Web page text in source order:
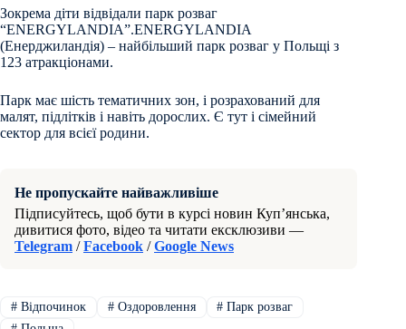
Зокрема діти відвідали парк розваг
“ENERGYLANDIA”.ENERGYLANDIA
(Енерджиландія) – найбільший парк розваг у Польщі з
123 атракціонами.
Парк має шість тематичних зон, і розрахований для
малят, підлітків і навіть дорослих. Є тут і сімейний
сектор для всієї родини.
Не пропускайте найважливіше
Підписуйтесь, щоб бути в курсі новин Куп’янська,
дивитися фото, відео та читати ексклюзиви —
Telegram /Facebook /Google News
#Відпочинок #Оздоровлення # Парк розваг